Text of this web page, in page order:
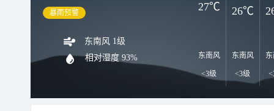
暴雨预警
东南风 1级
相对湿度 93% 东南风
<3级
东南风
<3级
27℃ 26℃